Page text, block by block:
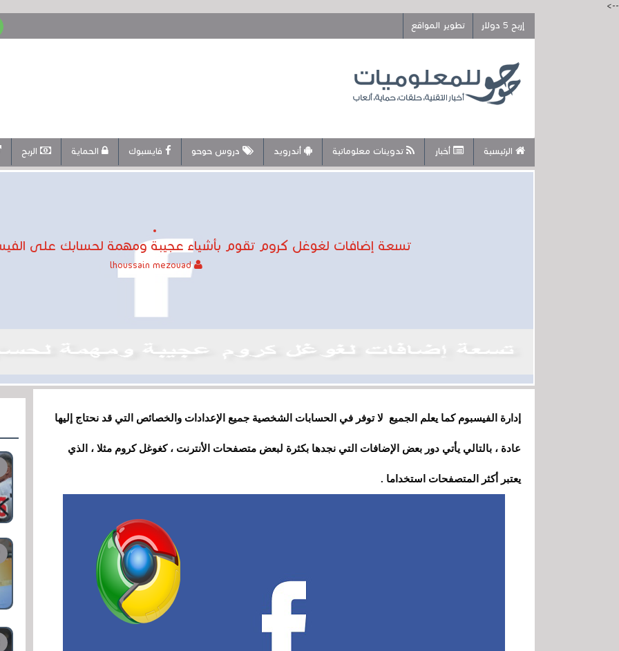
-->
إربح 5 دولار
تطوير المواقع
الرئيسية أخبار تدوينات معلوماتية أندرويد دروس حوحو فايسبوك الحماية الربح
تسعة إضافات لغوغل كروم تقوم بأشياء عجيبة ومهمة لحسابك على
lhoussain mezouad
إدارة الفيسبوم كما يعلم الجميع لا توفر في الحسابات الشخصية جميع الإعدادات والخصائص التي قد نحتاج إليها
عادة ، بالتالي يأتي دور بعض الإضافات التي نجدها بكثرة لبعض متصفحات الأنترنت ، كغوغل كروم مثلا ، الذي
يعتبر أكثر المتصفحات استخداما .